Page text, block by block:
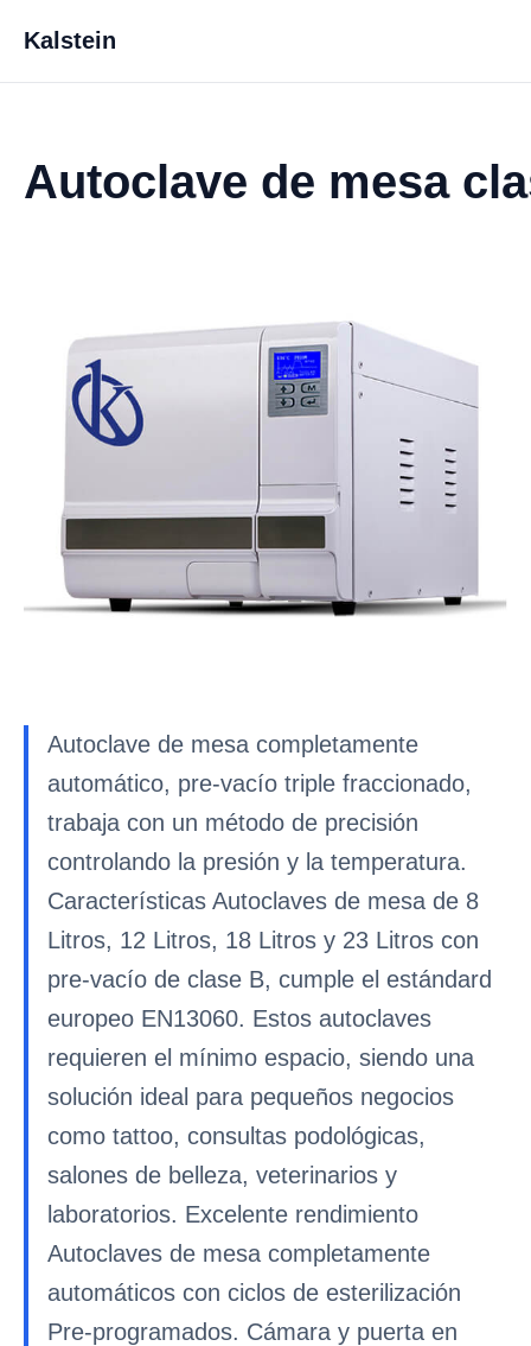
Kalstein
Autoclave de mesa
Autoclave de mesa completamente
automático, pre-vacío triple fraccionado,
trabaja con un método de precisión
controlando la presión y la temperatura.
Características Autoclaves de mesa de 8
Litros, 12 Litros, 18 Litros y 23 Litros con
pre-vacío de clase B, cumple el estándard
europeo EN13060. Estos autoclaves
requieren el mínimo espacio, siendo una
solución ideal para pequeños negocios
como tattoo, consultas podológicas,
salones de belleza, veterinarios y
laboratorios. Excelente rendimiento
Autoclaves de mesa completamente
automáticos con ciclos de esterilización
Pre-programados. Cámara y puerta en